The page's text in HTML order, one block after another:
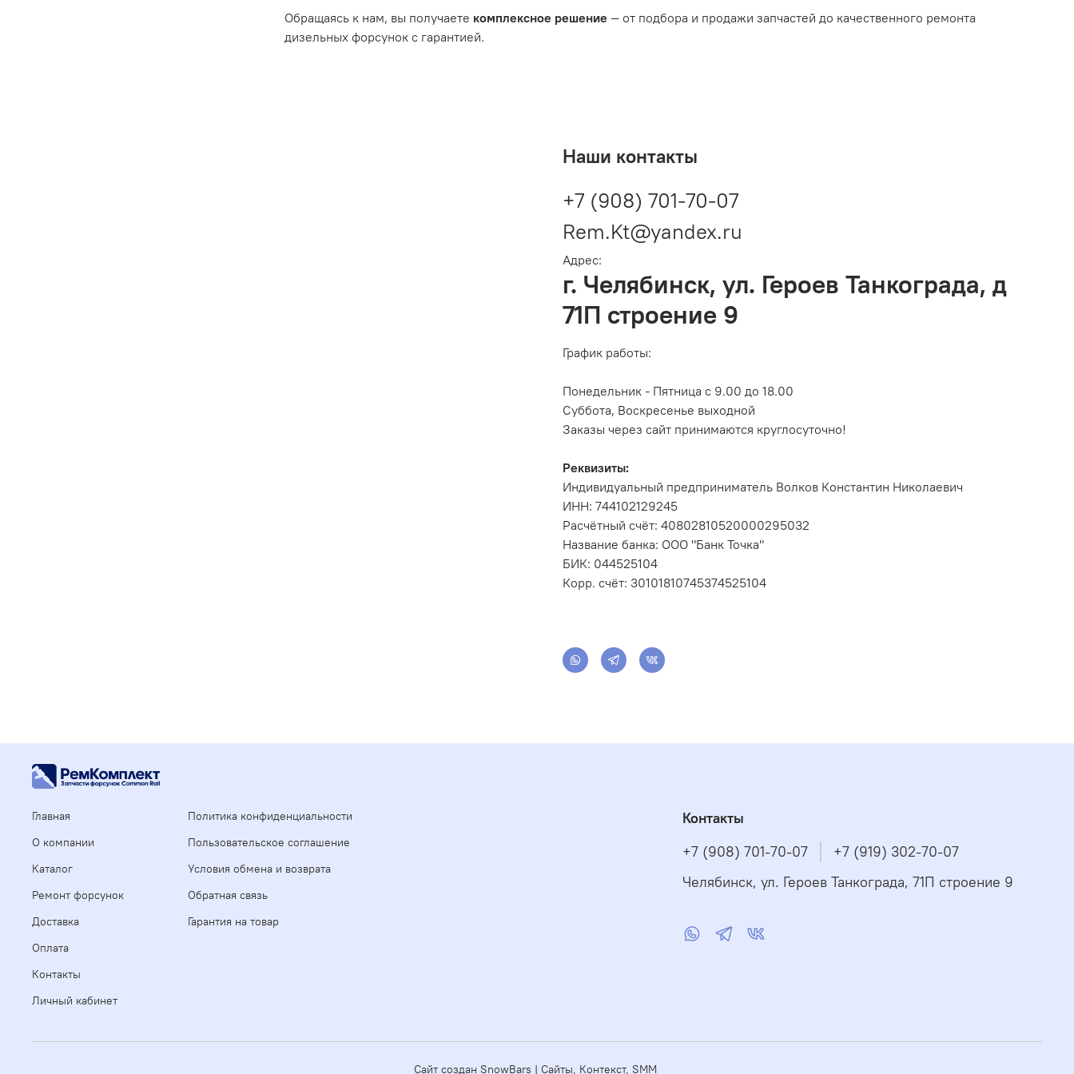
Обращаясь к нам, вы получаете комплексное решение — от подбора и продажи запчастей до качественного ремонта
дизельных форсунок с гарантией.
Наши контакты
+7 (908) 701-70-07
Rem.Kt@yandex.ru
Адрес:
г. Челябинск, ул. Героев Танкограда, д
71П строение 9
График работы:
Понедельник - Пятница с 9.00 до 18.00
Суббота, Воскресенье выходной
Заказы через сайт принимаются круглосуточно!
Реквизиты:
Индивидуальный предприниматель Волков Константин Николаевич
ИНН: 744102129245
Расчётный счёт: 40802810520000295032
Название банка: ООО "Банк Точка"
БИК: 044525104
Корр. счёт: 30101810745374525104
Главная
О компании
Каталог
Ремонт форсунок
Доставка
Оплата
Контакты
Личный кабинет
Политика конфиденциальности
Пользовательское соглашение
Условия обмена и возврата
Обратная связь
Гарантия на товар
Контакты
+7 (908) 701-70-07
+7 (919) 302-70-07
Челябинск, ул. Героев Танкограда, 71П строение 9
Сайт создан SnowBars | Сайты, Контекст, SMM